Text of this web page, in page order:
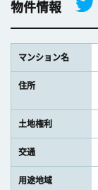
物件情報
マンション名
住所
土地権利
交通
用途地域